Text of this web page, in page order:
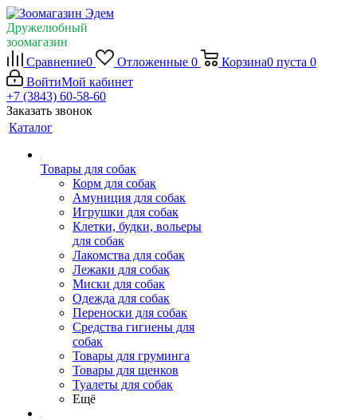
Дружелюбный
зоомагазин
Сравнение0 Отложенные 0 Корзина0 пуста 0
ВойтиМой кабинет
+7 (3843) 60-58-60
Заказать звонок
Каталог
Товары для собак
Корм для собак
Амуниция для собак
Игрушки для собак
Клетки, будки, вольеры
для собак
Лакомства для собак
Лежаки для собак
Миски для собак
Одежда для собак
Переноски для собак
Средства гигиены для
собак
Товары для груминга
Товары для щенков
Туалеты для собак
Ещё